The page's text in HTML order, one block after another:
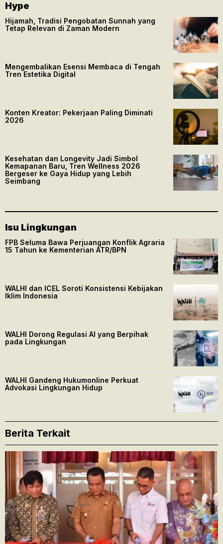
Hype
Hijamah, Tradisi Pengobatan Sunnah yang
Tetap Relevan di Zaman Modern
Mengembalikan Esensi Membaca di Tengah
Tren Estetika Digital
Konten Kreator: Pekerjaan Paling Diminati
2026
Kesehatan dan Longevity Jadi Simbol
Kemapanan Baru, Tren Wellness 2026
Bergeser ke Gaya Hidup yang Lebih
Seimbang
Isu Lingkungan
FPB Seluma Bawa Perjuangan Konflik Agraria
15 Tahun ke Kementerian ATR/BPN
WALHI dan ICEL Soroti Konsistensi Kebijakan
Iklim Indonesia
WALHI Dorong Regulasi AI yang Berpihak
pada Lingkungan
WALHI Gandeng Hukumonline Perkuat
Advokasi Lingkungan Hidup
Berita Terkait